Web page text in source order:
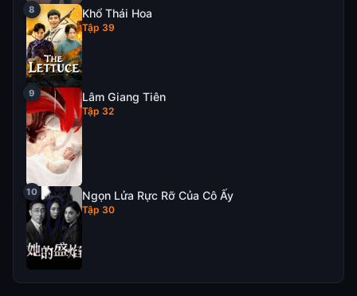
Khổ Thái Hoa
Tập 39
Lâm Giang Tiên
Tập 32
Ngọn Lửa Rực Rỡ Của Cô Ấy
Tập 30